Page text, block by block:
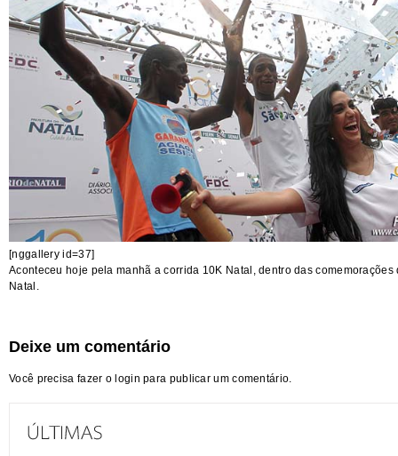
[nggallery id=37]
Aconteceu hoje pela manhã a corrida 10K Natal, dentro das
Natal.
Deixe um comentário
Você precisa fazer o login para publicar um comentário.